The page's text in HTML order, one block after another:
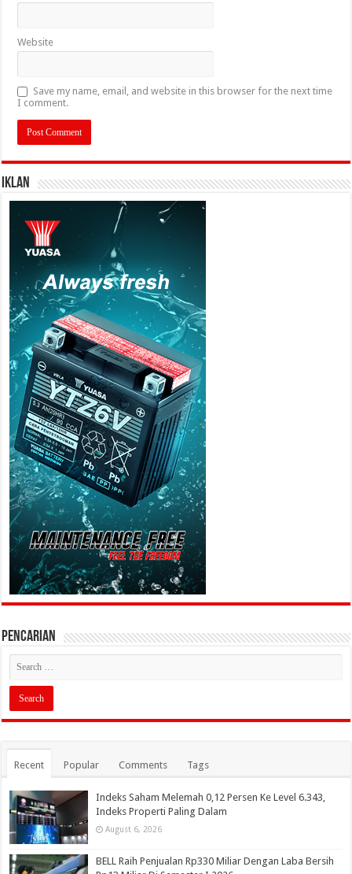
Website
Save my name, email, and website in this browser for the next time
I comment.
IKLAN
PENCARIAN
Recent Popular Comments Tags
Indeks Saham Melemah 0,12 Persen Ke Level 6.343,
Indeks Properti Paling Dalam
August 6, 2026
BELL Raih Penjualan Rp330 Miliar Dengan Laba Bersih